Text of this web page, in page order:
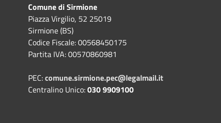
Comune di Sirmione
Piazza Virgilio, 52 25019
Sirmione (BS)
Codice Fiscale: 00568450175
Partita IVA: 00570860981
PEC:comune.sirmione.pec@legalmail.it
Centralino Unico:030 9909100